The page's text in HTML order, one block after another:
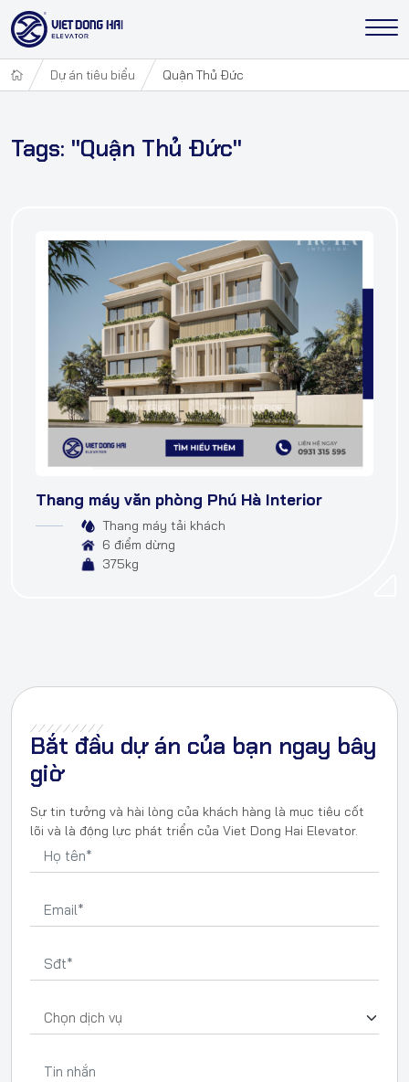
Dự án tiêu biểu Quận Thủ Đức
Tags: "Quận Thủ Đức"
Thang máy văn phòng Phú Hà Interior
Thang máy tải khách
6 điểm dừng
375kg
Bắt đầu dự án của bạn ngay bây
giờ
Sự tin tưởng và hài lòng của khách hàng là mục tiêu cốt
lõi và là động lực phát triển của Viet Dong Hai Elevator.